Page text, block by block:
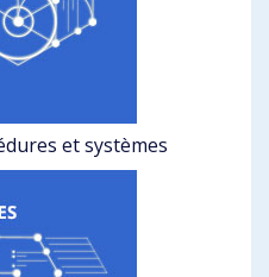
et systèmes